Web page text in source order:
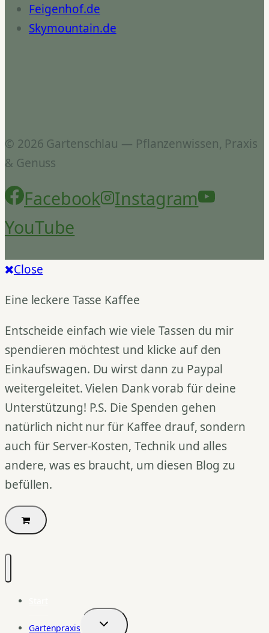
Feigenhof.de
Skymountain.de
© 2026 Gartenschlau — Pflanzenwissen, Praxis
& Genuss
Facebook
Instagram
YouTube
Close
Eine leckere Tasse Kaffee
Entscheide einfach wie viele Tassen du mir
spendieren möchtest und klicke auf den
Einkaufswagen. Du wirst dann zu Paypal
weitergeleitet. Vielen Dank vorab für deine
Unterstützung! P.S. Die Spenden gehen
natürlich nicht nur für Kaffee drauf, sondern
auch für Server-Kosten, Technik und alles
andere, was es braucht, um diesen Blog zu
befüllen.
Gartenpraxis Untermenü